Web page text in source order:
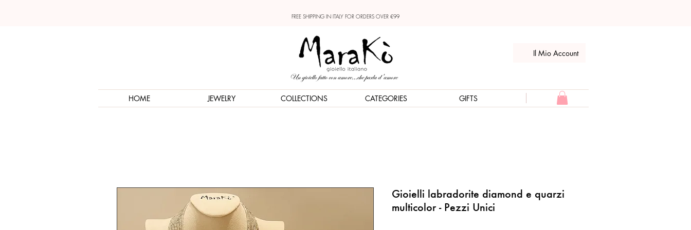
FREE SHIPPING IN ITALY FOR ORDERS OVER €99
Il Mio Account
HOME JEWELRY COLLECTIONS CATEGORIES GIFTS
Gioielli labradorite diamond e quarzi
multicolor - Pezzi Unici